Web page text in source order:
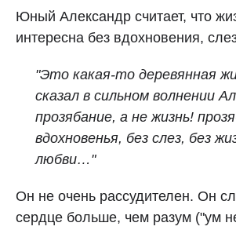
Юный Александр считает, что
интересна без вдохновения,
"Это какая‑то деревянная
сказал в сильном волнении
прозябание, а не жизнь!
вдохновенья, без слез, без
любви…"
Он не очень рассудителен. Он
сердце больше, чем разум ("ум